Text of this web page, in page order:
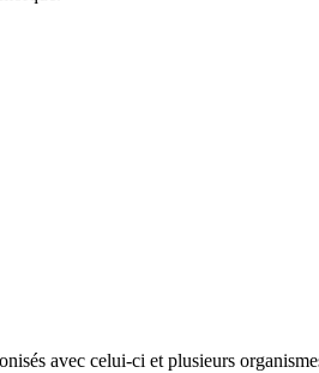
avec celui-ci et plusieurs